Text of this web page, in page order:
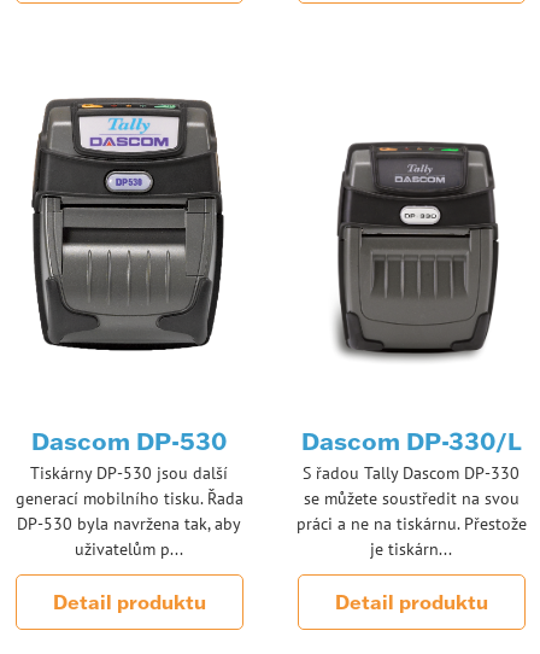
Dascom DP-530
Tiskárny DP-530 jsou další
generací mobilního tisku. Řada
DP-530 byla navržena tak, aby
uživatelům p...
Detail produktu
Dascom DP-330/L
S řadou Tally Dascom DP-330
se můžete soustředit na svou
práci a ne na tiskárnu. Přestože
je tiskárn...
Detail produktu